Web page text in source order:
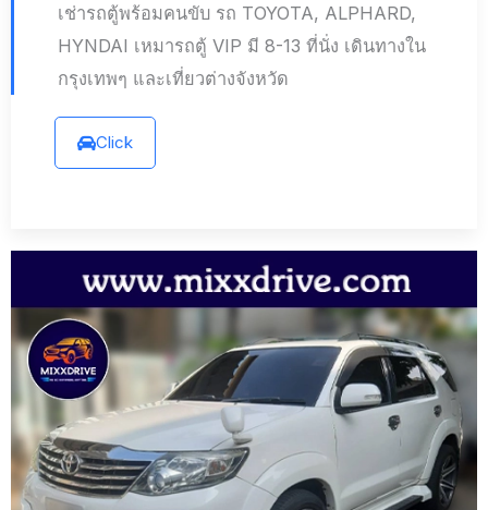
เช่ารถตู้พร้อมคนขับ รถ TOYOTA, ALPHARD,
HYNDAI เหมารถตู้ VIP มี 8-13 ที่นั่ง เดินทางใน
กรุงเทพๆ และเที่ยวต่างจังหวัด
Click